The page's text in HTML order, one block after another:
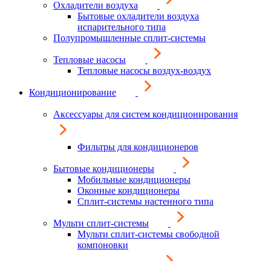
Охладители воздуха
Бытовые охладители воздуха
испарительного типа
Полупромышленные сплит-системы
Тепловые насосы
Тепловые насосы воздух-воздух
Кондиционирование
Аксессуары для систем кондиционирования
Фильтры для кондиционеров
Бытовые кондиционеры
Мобильные кондиционеры
Оконные кондиционеры
Сплит-системы настенного типа
Мульти сплит-системы
Мульти сплит-системы свободной
компоновки